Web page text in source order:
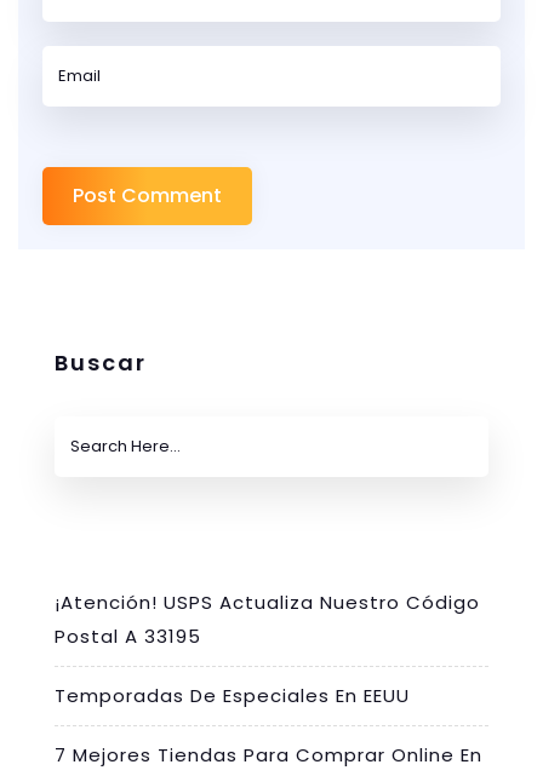
Buscar
¡Atención! USPS Actualiza Nuestro Código
Postal A 33195
Temporadas De Especiales En EEUU
7 Mejores Tiendas Para Comprar Online En